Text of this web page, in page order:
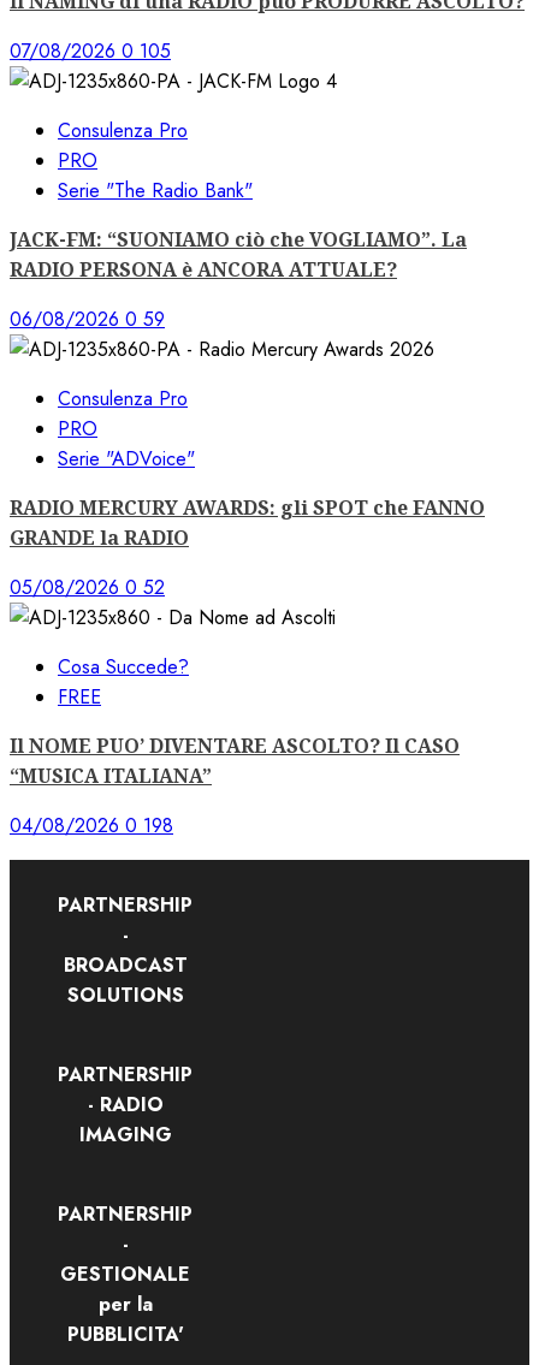
07/08/2026 0 105
Consulenza Pro
PRO
Serie "The Radio Bank"
JACK-FM: “SUONIAMO ciò che VOGLIAMO”. La
RADIO PERSONA è ANCORA ATTUALE?
06/08/2026 0 59
Consulenza Pro
PRO
Serie "ADVoice"
RADIO MERCURY AWARDS: gli SPOT che FANNO
GRANDE la RADIO
05/08/2026 0 52
Cosa Succede?
FREE
Il NOME PUO’ DIVENTARE ASCOLTO? Il CASO
“MUSICA ITALIANA”
04/08/2026 0 198
PARTNERSHIP
-
BROADCAST
SOLUTIONS
PARTNERSHIP
- RADIO
IMAGING
PARTNERSHIP
-
GESTIONALE
per la
PUBBLICITA'